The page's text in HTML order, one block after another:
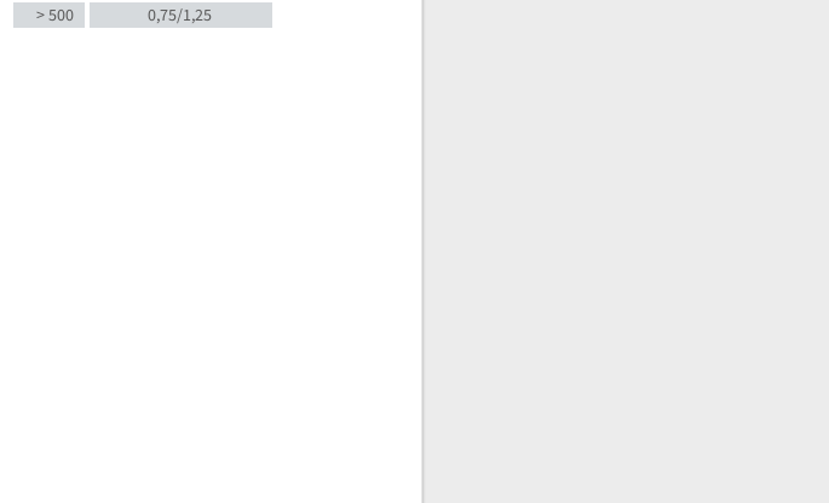
> 500
0,75/1,25